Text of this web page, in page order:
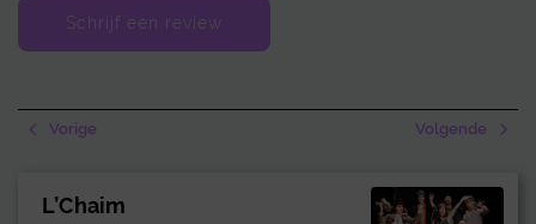
Schrijf een review
Vorige Volgende
L’Chaim